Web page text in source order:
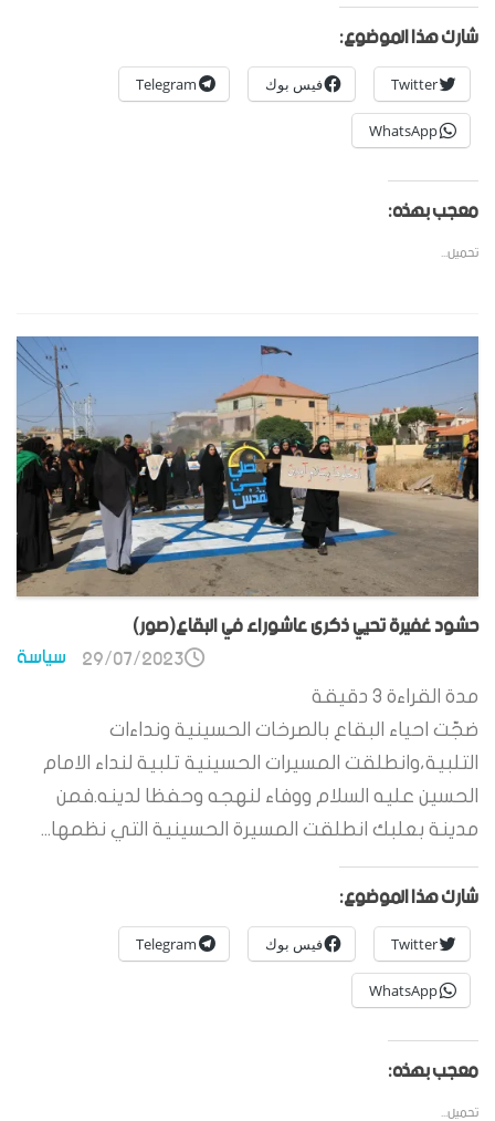
شارك هذا الموضوع:
Twitter فيس بوك Telegram
WhatsApp
معجب بهذه:
تحميل...
حشود غفيرة تحيي ذكرى عاشوراء في البقاع(صور)
سياسة 29/07/2023
مدة القراءة 3 دقيقة
ضجّت احياء البقاع بالصرخات الحسينية ونداءات
التلبية،وانطلقت المسيرات الحسينية تلبية لنداء الامام
الحسين عليه السلام ووفاء لنهجه وحفظا لدينه.فمن
مدينة بعلبك انطلقت المسيرة الحسينية التي نظمها...
شارك هذا الموضوع:
Twitter فيس بوك Telegram
WhatsApp
معجب بهذه:
تحميل...